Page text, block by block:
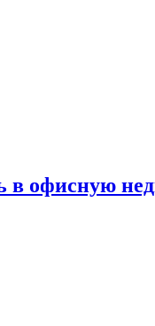
в офисную